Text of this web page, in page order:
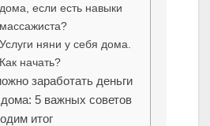
дома, если есть навыки
массажиста?
Услуги няни у себя дома.
Как начать?
заработать деньги
5 важных советов
итог